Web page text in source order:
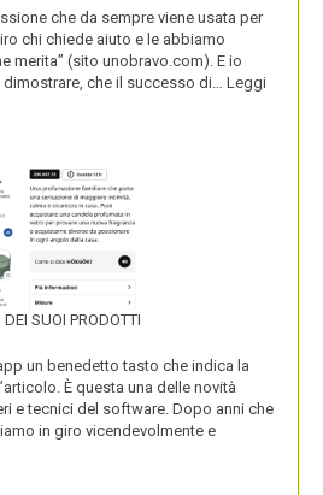
che da sempre viene usata per
chi chiede aiuto e le abbiamo
merita” (sito unobravo.com). E io
che il successo di… Leggi
SUOI PRODOTTI
un benedetto tasto che indica la
È questa una delle novità
e tecnici del software. Dopo anni che
in giro vicendevolmente e